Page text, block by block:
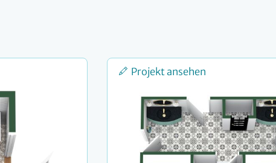
Projekt ansehen